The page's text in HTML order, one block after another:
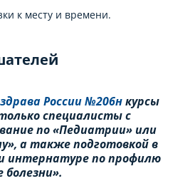
к месту и времени.
России №206нкурсы
специалисты с
по «Педиатрии» или
а также подготовкой в
интернатуре по профилю